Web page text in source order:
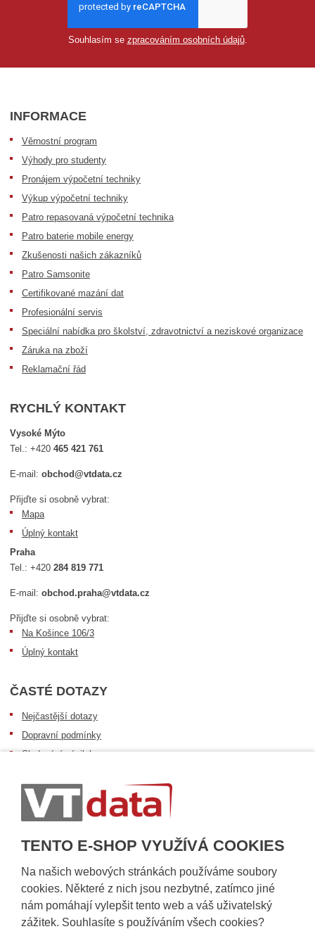
TENTO E-SHOP VYUŽÍVÁ COOKIES
Na našich webových stránkách používáme soubory
cookies. Některé z nich jsou nezbytné, zatímco jiné
nám pomáhají vylepšit tento web a váš uživatelský
zážitek. Souhlasíte s používáním všech cookies?
Souhlasím se zpracováním osobních údajů.
INFORMACE
Věrnostní program
Výhody pro studenty
Pronájem výpočetní techniky
Výkup výpočetní techniky
Patro repasovaná výpočetní technika
Patro baterie mobile energy
Zkušenosti našich zákazníků
Patro Samsonite
Certifikované mazání dat
Profesionální servis
Speciální nabídka pro školství, zdravotnictví a neziskové organizace
Záruka na zboží
Reklamační řád
RYCHLÝ KONTAKT
Vysoké Mýto
Tel.:+420465 421 761
E-mail:obchod@vtdata.cz
Přijďte si osobně vybrat:
Mapa
Úplný kontakt
Praha
Tel.:+420284 819 771
E-mail:obchod.praha@vtdata.cz
Přijďte si osobně vybrat:
Na Košince 106/3
Úplný kontakt
ČASTÉ DOTAZY
Nejčastější dotazy
Dopravní podmínky
Sledování zásilek
Informace k dostupnosti zboží
Obecné informace